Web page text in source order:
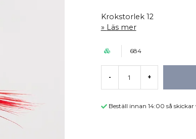
Krokstorlek 12
Läs mer
684
- +
Beställ innan 14:00 så